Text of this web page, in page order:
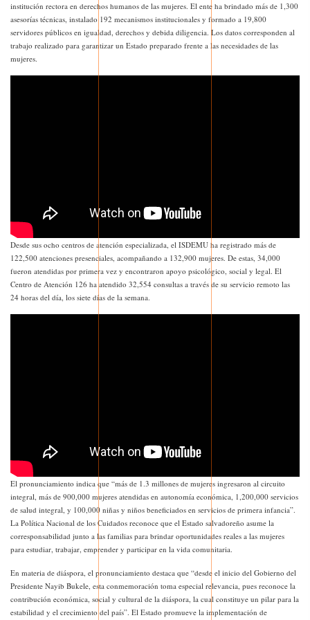
institución rectora en derechos humanos de las mujeres. El ente ha brindado más de 1,300
asesorías técnicas, instalado 192 mecanismos institucionales y formado a 19,800
servidores públicos en igualdad, derechos y debida diligencia. Los datos corresponden al
trabajo realizado para garantizar un Estado preparado frente a las necesidades de las
mujeres.
Desde sus ocho centros de atención especializada, el ISDEMU ha registrado más de
122,500 atenciones presenciales, acompañando a 132,900 mujeres. De estas, 34,000
fueron atendidas por primera vez y encontraron apoyo psicológico, social y legal. El
Centro de Atención 126 ha atendido 32,554 consultas a través de su servicio remoto las
24 horas del día, los siete días de la semana.
El pronunciamiento indica que “más de 1.3 millones de mujeres ingresaron al circuito
integral, más de 900,000 mujeres atendidas en autonomía económica, 1,200,000 servicios
de salud integral, y 100,000 niñas y niños beneficiados en servicios de primera infancia”.
La Política Nacional de los Cuidados reconoce que el Estado salvadoreño asume la
corresponsabilidad junto a las familias para brindar oportunidades reales a las mujeres
para estudiar, trabajar, emprender y participar en la vida comunitaria.
En materia de diáspora, el pronunciamiento destaca que “desde el inicio del Gobierno del
Presidente Nayib Bukele, esta conmemoración toma especial relevancia, pues reconoce la
contribución económica, social y cultural de la diáspora, la cual constituye un pilar para la
estabilidad y el crecimiento del país”. El Estado promueve la implementación de